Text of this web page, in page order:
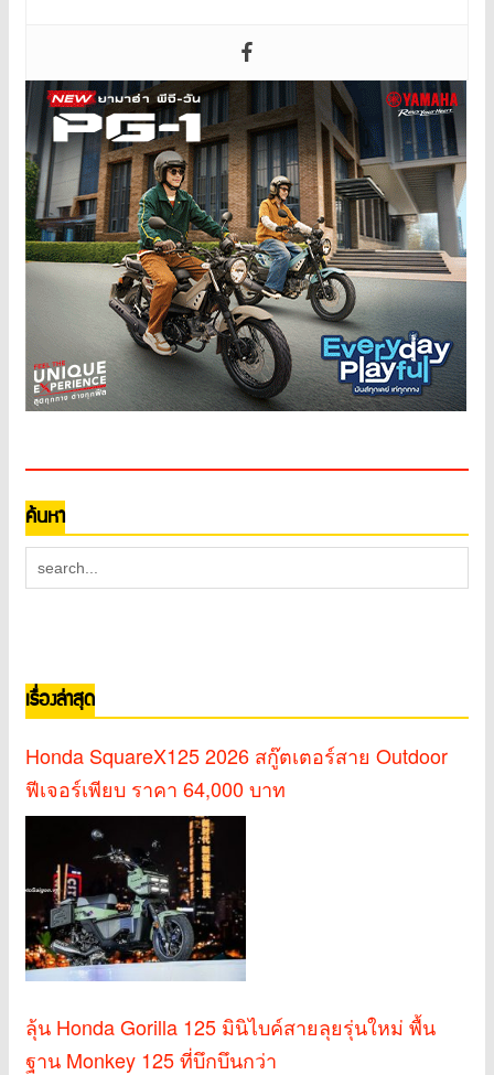
ค้นหา
เรื่องล่าสุด
Honda SquareX125 2026 สกู๊ตเตอร์สาย Outdoor
ฟีเจอร์เพียบ ราคา 64,000 บาท
ลุ้น Honda Gorilla 125 มินิไบค์สายลุยรุ่นใหม่ พื้น
ฐาน Monkey 125 ที่บึกบึนกว่า